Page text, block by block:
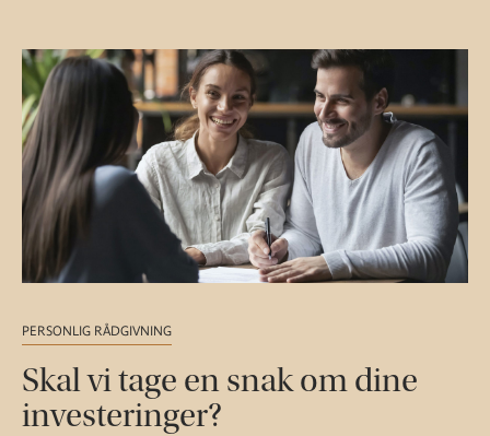
PERSONLIG RÅDGIVNING
Skal vi tage en snak om dine
investeringer?